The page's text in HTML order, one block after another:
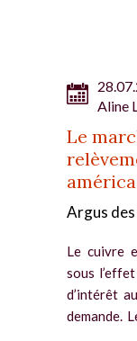
Aline
Le
Argus
Le cuivre
sous
d’intérêt
demande.